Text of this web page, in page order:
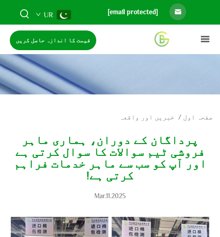
[email protected]
UR
قیمت کا اندازہ حاصل کریں
صفحہ اول / خبریں اور واقعہ
پرداگان کے دوران، ہماری ماہر
فروشی ٹیم سوالات کا سوال کرتی ہے
اور آپ کو سب سے ماہر خدمات فراہم
کرتی ہے!
Mar.11.2025